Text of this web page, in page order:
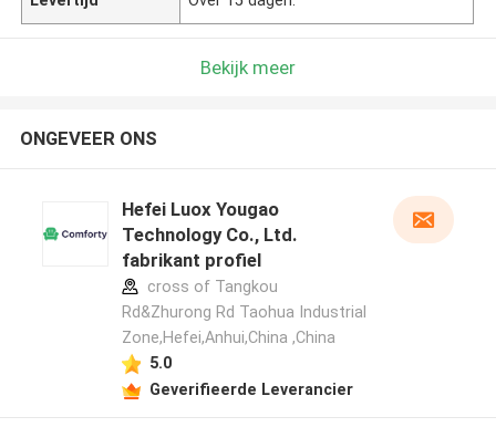
Bekijk meer
ONGEVEER ONS
Hefei Luox Yougao
Technology Co., Ltd.
fabrikant profiel
cross of Tangkou
Rd&Zhurong Rd Taohua Industrial
Zone,Hefei,Anhui,China ,China
5.0
Geverifieerde Leverancier